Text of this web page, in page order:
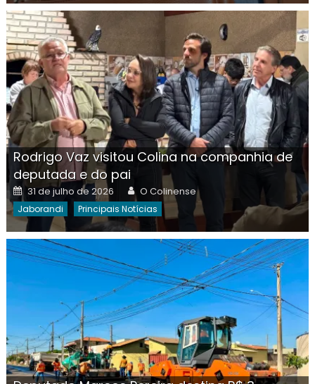
Rodrigo Vaz visitou Colina na companhia de
deputada e do pai
Posted
on
31 de julho de 2026 Author
O Colinense
Jaborandi Principais Notícias